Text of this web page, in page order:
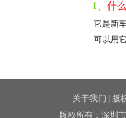
1、 什
它是新
可以用
关于我们 版
版权所有：深圳